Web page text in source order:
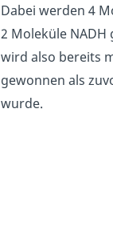
Dabei werden 4
2 Moleküle NADH
wird also bereits
gewonnen als
wurde.